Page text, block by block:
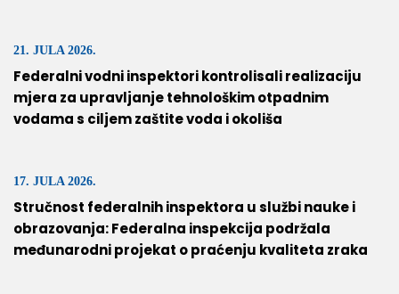
21. JULA 2026.
Federalni vodni inspektori kontrolisali realizaciju
mjera za upravljanje tehnološkim otpadnim
vodama s ciljem zaštite voda i okoliša
17. JULA 2026.
Stručnost federalnih inspektora u službi nauke i
obrazovanja: Federalna inspekcija podržala
međunarodni projekat o praćenju kvaliteta zraka